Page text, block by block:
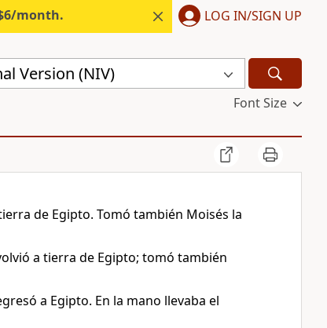
month. LOG IN/SIGN UP
Version (NIV)
Font Size
de Egipto. Tomó también Moisés la
a tierra de Egipto; tomó también
a Egipto. En la mano llevaba el